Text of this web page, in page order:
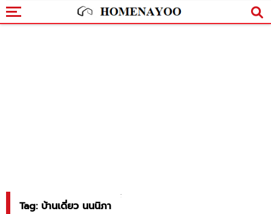
Tag: บ้านเดี่ยว นนนิภา